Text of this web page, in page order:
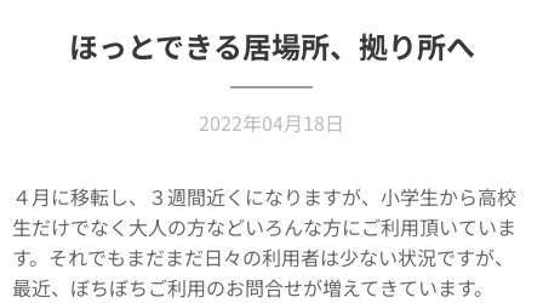
ほっとできる居場所、拠り所へ
2022年04月18日
４月に移転し、３週間近くになりますが、小学生から高校
生だけでなく大人の方などいろんな方にご利用頂いていま
す。それでもまだまだ日々の利用者は少ない状況ですが、
最近、ぼちぼちご利用のお問合せが増えてきています。